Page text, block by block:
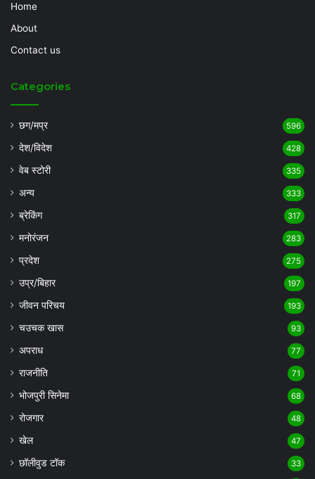
Home
About
Contact us
Categories
छग/मप्र 596
देश/विदेश 428
वेब स्टोरी 335
अन्य 333
ब्रेकिंग 317
मनोरंजन 283
प्रदेश 275
उप्र/बिहार 197
जीवन परिचय 193
चउचक खास 93
अपराध 77
राजनीति 71
भोजपुरी सिनेमा 68
रोजगार 48
खेल 47
छॉलीवुड टॉक 33